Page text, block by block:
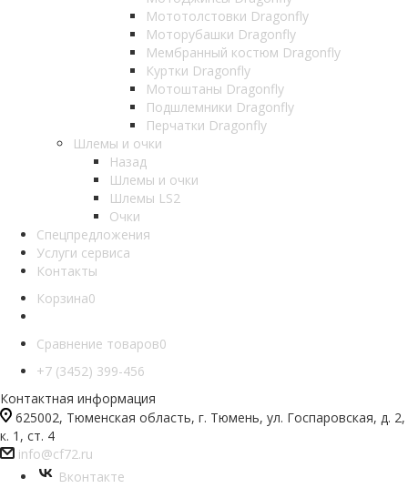
Мототолстовки Dragonfly
Моторубашки Dragonfly
Мембранный костюм Dragonfly
Куртки Dragonfly
Мотоштаны Dragonfly
Подшлемники Dragonfly
Перчатки Dragonfly
Шлемы и очки
Назад
Шлемы и очки
Шлемы LS2
Очки
Спецпредложения
Услуги сервиса
Контакты
Корзина0
Сравнение товаров0
+7 (3452) 399-456
Контактная информация
625002, Тюменская область, г. Тюмень, ул. Госпаровская, д. 2,
к. 1, ст. 4
info@cf72.ru
Вконтакте